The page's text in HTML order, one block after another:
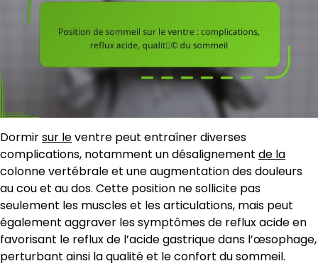
Dormirsur leventre peut entraîner diverses
complications, notamment un désalignement de la
colonne vertébrale et une augmentation des douleurs
au cou et au dos. Cette position ne sollicite pas
seulement les muscles et les articulations, mais peut
également aggraver les symptômes de reflux acide en
favorisant le reflux de l’acide gastrique dans l’œsophage,
perturbant ainsi la qualité et le confort du sommeil.